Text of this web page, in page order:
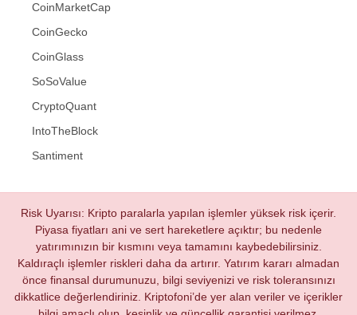
CoinMarketCap
CoinGecko
CoinGlass
SoSoValue
CryptoQuant
IntoTheBlock
Santiment
Risk Uyarısı: Kripto paralarla yapılan işlemler yüksek risk içerir.
Piyasa fiyatları ani ve sert hareketlere açıktır; bu nedenle
yatırımınızın bir kısmını veya tamamını kaybedebilirsiniz.
Kaldıraçlı işlemler riskleri daha da artırır. Yatırım kararı almadan
önce finansal durumunuzu, bilgi seviyenizi ve risk toleransınızı
dikkatlice değerlendiriniz. Kriptofoni’de yer alan veriler ve içerikler